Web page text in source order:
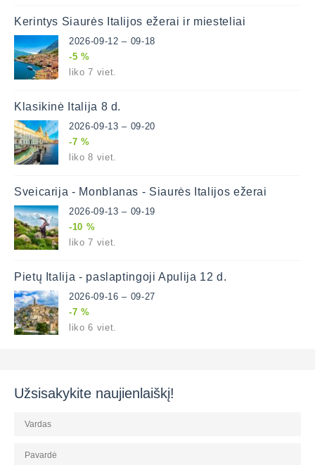
Kerintys Šiaurės Italijos ežerai ir miesteliai
2026-09-12 – 09-18
-5 %
liko 7 viet.
Klasikinė Italija 8 d.
2026-09-13 – 09-20
-7 %
liko 8 viet.
Šveicarija - Monblanas - Šiaurės Italijos ežerai
2026-09-13 – 09-19
-10 %
liko 7 viet.
Pietų Italija - paslaptingoji Apulija 12 d.
2026-09-16 – 09-27
-7 %
liko 6 viet.
Užsisakykite naujienlaiškį!